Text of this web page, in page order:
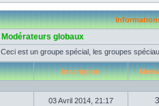
Modérateurs globaux
Ceci est un groupe spécial, les groupes
Inscription
03 Avril 2014, 21:17